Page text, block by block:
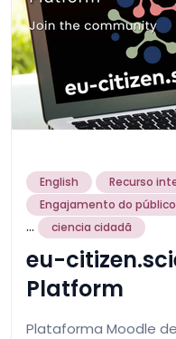
English
Recurso
Engajamento do público
... ciencia cidadã
eu-
Platform
Plataforma Moodle